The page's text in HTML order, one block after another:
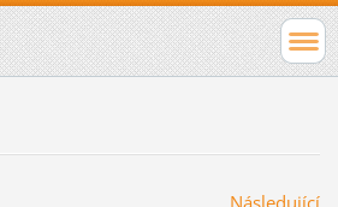
Následující